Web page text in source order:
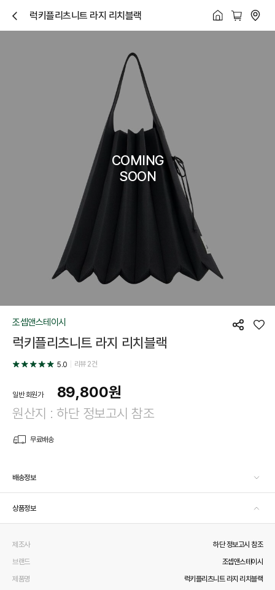
닫
기
럭키플리츠니트 라지 리치블랙
COMING
SOON
공
좋
조셉앤스테이시
럭키플리츠니트 라지 리치블랙
5.0 리뷰2건
일반 회원가 89,800원
원산지 : 하단 정보고시 참조
무료배송
배송정보
상품정보
제조사
하단 정보고시 참조
브랜드
조셉앤스테이시
제품명
럭키플리츠니트 라지 리치블랙